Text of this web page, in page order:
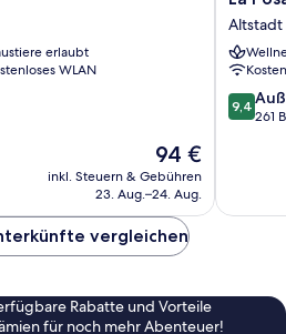
erlaubt
WLAN
Der
Preis
beträgt
94 €
inkl. Steuern & Gebühren
23. Aug.–24. Aug.
Posada
del
Mar
Hotel
Altstadt
von
Altstadt
9.4
von
9,4
261
vergleichen
Rabatte und Vorteile
für noch mehr Abenteuer!